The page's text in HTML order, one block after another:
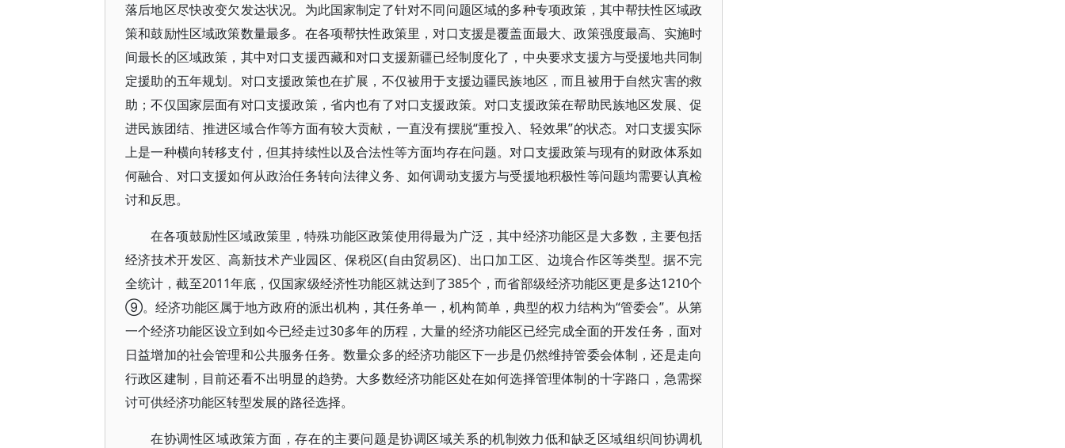
落后地区尽快改变欠发达状况。为此国家制定了针对不同问题区域的多种专项政策，其中帮扶性区域政
策和鼓励性区域政策数量最多。在各项帮扶性政策里，对口支援是覆盖面最大、政策强度最高、实施时
间最长的区域政策，其中对口支援西藏和对口支援新疆已经制度化了，中央要求支援方与受援地共同制
定援助的五年规划。对口支援政策也在扩展，不仅被用于支援边疆民族地区，而且被用于自然灾害的救
助；不仅国家层面有对口支援政策，省内也有了对口支援政策。对口支援政策在帮助民族地区发展、促
进民族团结、推进区域合作等方面有较大贡献，一直没有摆脱“重投入、轻效果”的状态。对口支援实际
上是一种横向转移支付，但其持续性以及合法性等方面均存在问题。对口支援政策与现有的财政体系如
何融合、对口支援如何从政治任务转向法律义务、如何调动支援方与受援地积极性等问题均需要认真检
讨和反思。
在各项鼓励性区域政策里，特殊功能区政策使用得最为广泛，其中经济功能区是大多数，主要包括
经济技术开发区、高新技术产业园区、保税区(自由贸易区)、出口加工区、边境合作区等类型。据不完
全统计，截至2011年底，仅国家级经济性功能区就达到了385个，而省部级经济功能区更是多达1210个
⑨。经济功能区属于地方政府的派出机构，其任务单一，机构简单，典型的权力结构为“管委会”。从第
一个经济功能区设立到如今已经走过30多年的历程，大量的经济功能区已经完成全面的开发任务，面对
日益增加的社会管理和公共服务任务。数量众多的经济功能区下一步是仍然维持管委会体制，还是走向
行政区建制，目前还看不出明显的趋势。大多数经济功能区处在如何选择管理体制的十字路口，急需探
讨可供经济功能区转型发展的路径选择。
在协调性区域政策方面，存在的主要问题是协调区域关系的机制效力低和缺乏区域组织间协调机